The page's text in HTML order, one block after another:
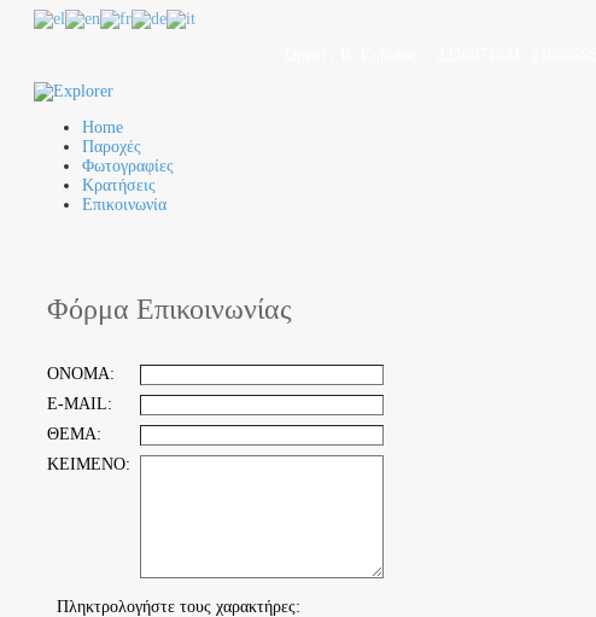
Home
Παροχές
Φωτογραφίες
Κρατήσεις
Επικοινωνία
Φόρμα Επικοινωνίας
ΟΝΟΜΑ:
E-MAIL:
ΘΕΜΑ:
ΚΕΙΜΕΝΟ:
Πληκτρολογήστε τους χαρακτήρες: